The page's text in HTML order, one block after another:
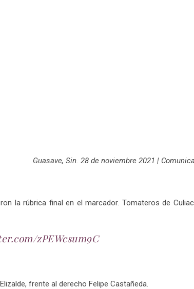
Guasave, Sin. 28 de noviembre 2021 |
la rúbrica final en el marcador. Tomateros de
zPEWcsum9C
frente al derecho Felipe Castañeda.